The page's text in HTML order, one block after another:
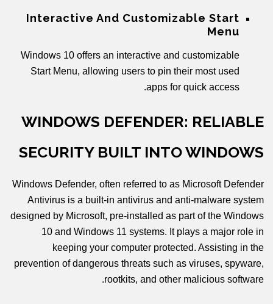
Interactive And Customizable Start
Menu
Windows 10 offers an interactive and customizable
Start Menu, allowing users to pin their most used
apps for quick access.
WINDOWS DEFENDER: RELIABLE
SECURITY BUILT INTO WINDOWS
Windows Defender, often referred to as Microsoft Defender
Antivirus is a built-in antivirus and anti-malware system
designed by Microsoft, pre-installed as part of the Windows
10 and Windows 11 systems. It plays a major role in
keeping your computer protected. Assisting in the
prevention of dangerous threats such as viruses, spyware,
rootkits, and other malicious software.